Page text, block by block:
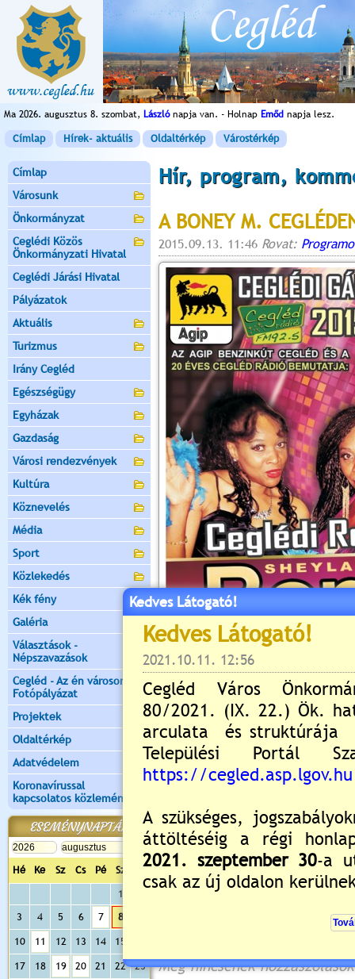
Ma 2026. augusztus 8. szombat, Lászlónapja van. - Holnap Emőd napja lesz.
Címlap Hírek- aktuális Oldaltérkép Várostérkép
Címlap
Városunk
Önkormányzat
Ceglédi Közös
Önkormányzati Hivatal
Ceglédi Járási Hivatal
Pályázatok
Aktuális
Turizmus
Irány Cegléd
Egészségügy
Egyházak
Gazdaság
Városi rendezvények
Kultúra
Köznevelés
Média
Sport
Közlekedés
Kék fény
Galéria
Választások -
Népszavazások
Cegléd - Az én városom -
Fotópályázat
Projektek
Oldaltérkép
Adatvédelem
Koronavírussal
kapcsolatos közlemények
ESEMÉNYNAPTÁR
Hé Ke Sz Cs Pé Sz
Va
1
3
4 5 6 7 8
10 11 12 13 14 15
17 18 19 20 21 22
23
Hír, program,
A BONEY M.
2015.09.13. 11:46 Rovat:
Még nincsenek hozzászólások
Kedves Látogató!